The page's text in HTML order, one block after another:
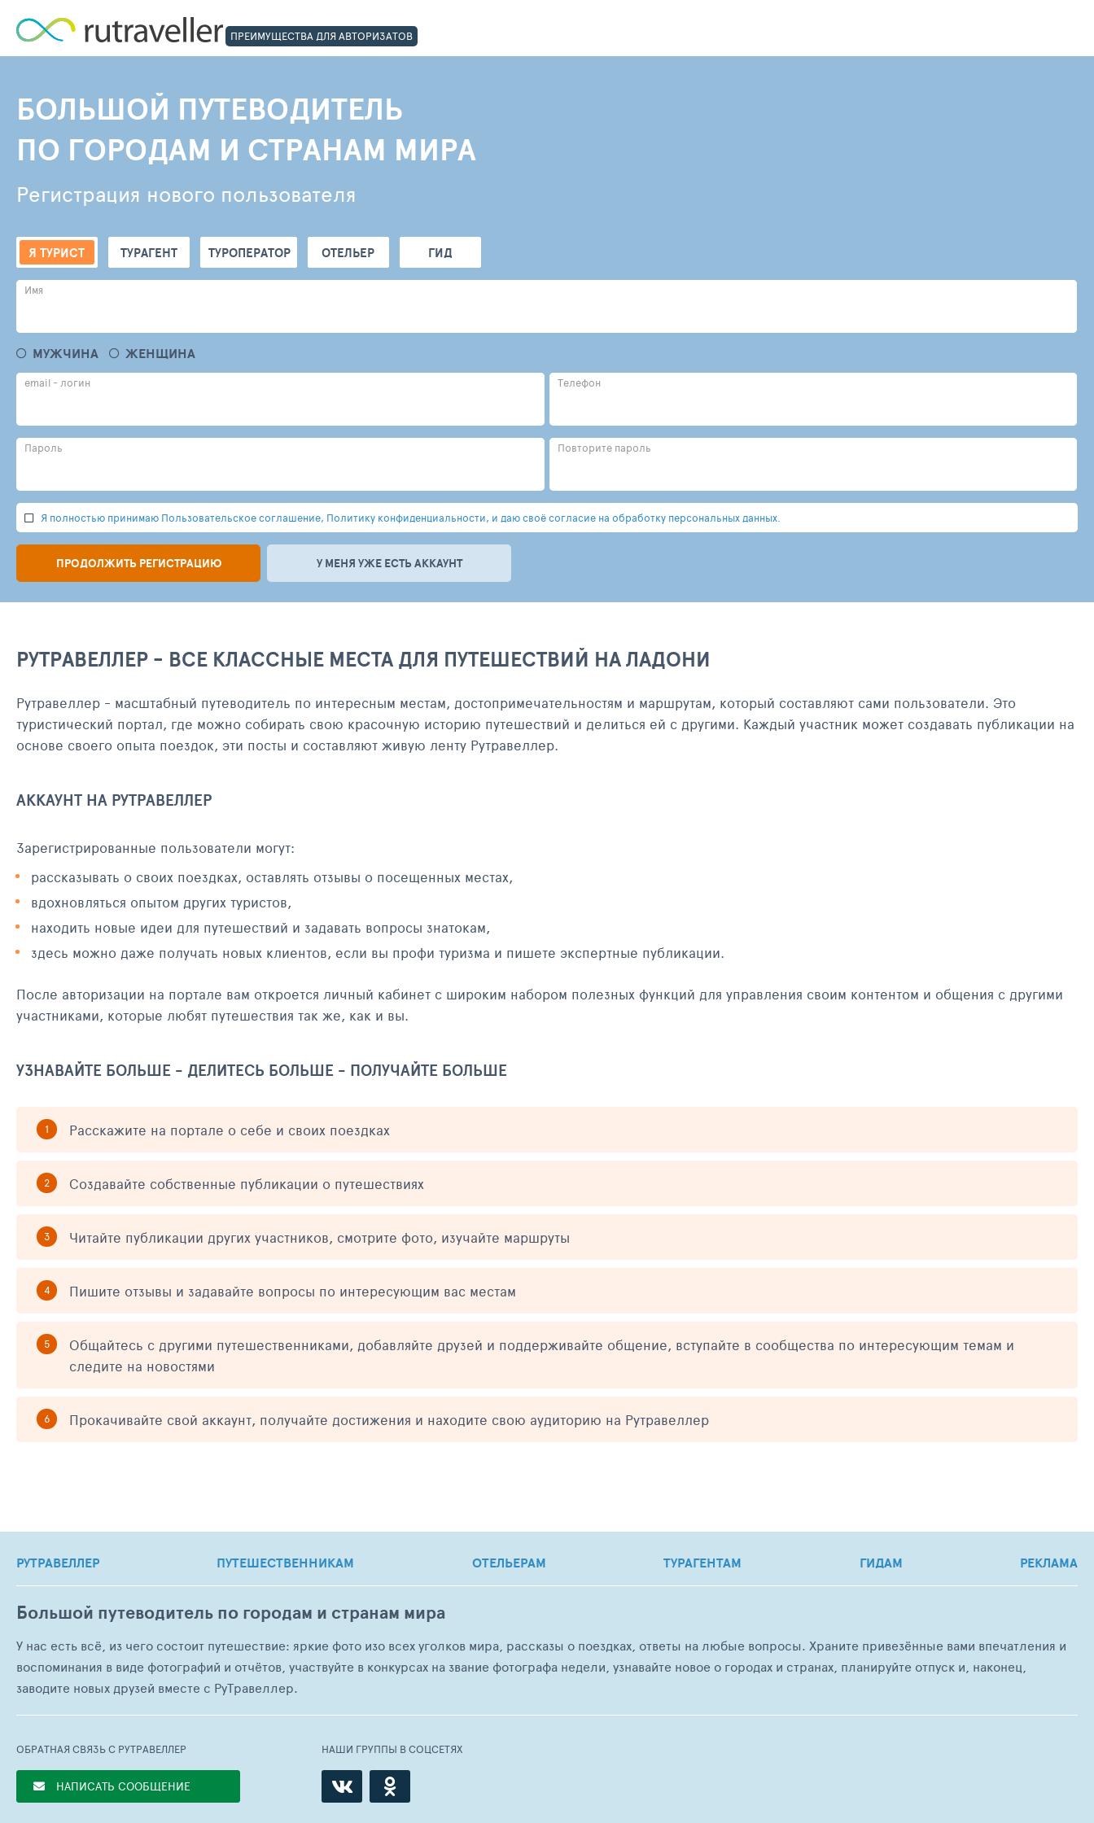
ПРЕИМУЩЕСТВА ДЛЯ АВТОРИЗАТОВ
БОЛЬШОЙ ПУТЕВОДИТЕЛЬ
ПО ГОРОДАМ И СТРАНАМ МИРА
Регистрация нового пользователя
Я ТУРИСТ ТУРАГЕНТ ТУРОПЕРАТОР ОТЕЛЬЕР ГИД
Имя
МУЖЧИНА ЖЕНЩИНА
email - логин Телефон
Пароль Повторите пароль
Я полностью принимаю Пользовательское соглашение, Политику конфиденциальности, и даю своё согласие на обработку персональных данных.
ПРОДОЛЖИТЬ РЕГИСТРАЦИЮ У МЕНЯ УЖЕ ЕСТЬ АККАУНТ
РУТРАВЕЛЛЕР - ВСЕ КЛАССНЫЕ МЕСТА ДЛЯ ПУТЕШЕСТВИЙ НА ЛАДОНИ
Рутравеллер - масштабный путеводитель по интересным местам, достопримечательностям и маршрутам, который составляют сами пользователи. Это
туристический портал, где можно собирать свою красочную историю путешествий и делиться ей с другими. Каждый участник может создавать публикации на
основе своего опыта поездок, эти посты и составляют живую ленту Рутравеллер.
АККАУНТ НА РУТРАВЕЛЛЕР
Зарегистрированные пользователи могут:
рассказывать о своих поездках, оставлять отзывы о посещенных местах,
вдохновляться опытом других туристов,
находить новые идеи для путешествий и задавать вопросы знатокам,
здесь можно даже получать новых клиентов, если вы профи туризма и пишете экспертные публикации.
После авторизации на портале вам откроется личный кабинет с широким набором полезных функций для управления своим контентом и общения с другими
участниками, которые любят путешествия так же, как и вы.
УЗНАВАЙТЕ БОЛЬШЕ - ДЕЛИТЕСЬ БОЛЬШЕ - ПОЛУЧАЙТЕ БОЛЬШЕ
Расскажите на портале о себе и своих поездках
Создавайте собственные публикации о путешествиях
Читайте публикации других участников, смотрите фото, изучайте маршруты
Пишите отзывы и задавайте вопросы по интересующим вас местам
Общайтесь с другими путешественниками, добавляйте друзей и поддерживайте общение, вступайте в сообщества по интересующим темам и
следите на новостями
Прокачивайте свой аккаунт, получайте достижения и находите свою аудиторию на Рутравеллер
РУТРАВЕЛЛЕР ПУТЕШЕСТВЕННИКАМ ОТЕЛЬЕРАМ ТУРАГЕНТАМ ГИДАМ РЕКЛАМА
Большой путеводитель по городам и странам мира
У нас есть всё, из чего состоит путешествие: яркие фото изо всех уголков мира, рассказы о поездках, ответы на любые вопросы. Храните привезённые вами впечатления и
воспоминания в виде фотографий и отчётов, участвуйте в конкурсах на звание фотографа недели, узнавайте новое о городах и странах, планируйте отпуск и, наконец,
заводите новых друзей вместе с РуТравеллер.
ОБРАТНАЯ СВЯЗЬ С РУТРАВЕЛЛЕР
НАПИСАТЬ СООБЩЕНИЕ
НАШИ ГРУППЫ В СОЦСЕТЯХ